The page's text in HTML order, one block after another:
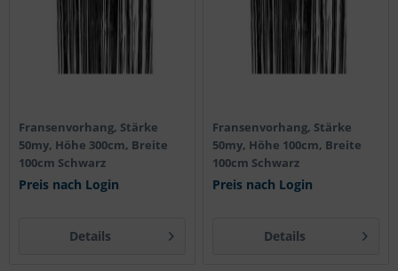
Fransenvorhang, Stärke
50my, Höhe 300cm, Breite
100cm Schwarz
Preis nach Login
Details
Fransenvorhang, Stärke
50my, Höhe 100cm, Breite
100cm Schwarz
Preis nach Login
Details